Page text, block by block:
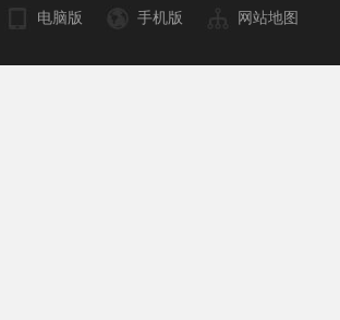
电脑版 手机版 网站地图